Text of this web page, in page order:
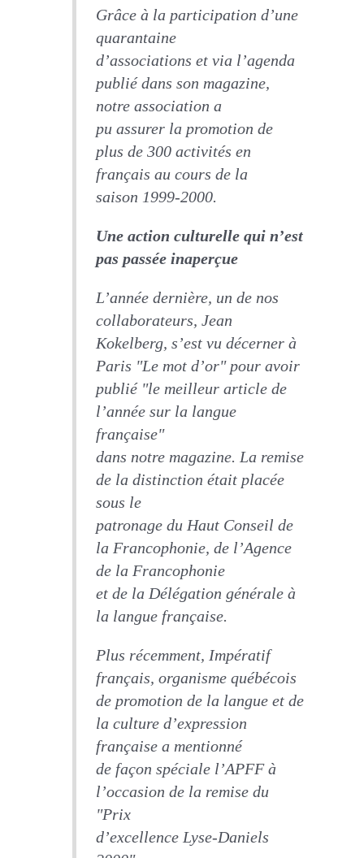
Grâce à la participation d’une
quarantaine
d’associations et via l’agenda
publié dans son magazine,
notre association a
pu assurer la promotion de
plus de 300 activités en
français au cours de la
saison 1999-2000.
Une action culturelle qui n’est
pas passée inaperçue
L’année dernière, un de nos
collaborateurs, Jean
Kokelberg, s’est vu décerner à
Paris "Le mot d’or" pour avoir
publié "le meilleur article de
l’année sur la langue
française"
dans notre magazine. La remise
de la distinction était placée
sous le
patronage du Haut Conseil de
la Francophonie, de l’Agence
de la Francophonie
et de la Délégation générale à
la langue française.
Plus récemment, Impératif
français, organisme québécois
de promotion de la langue et de
la culture d’expression
française a mentionné
de façon spéciale l’APFF à
l’occasion de la remise du
"Prix
d’excellence Lyse-Daniels